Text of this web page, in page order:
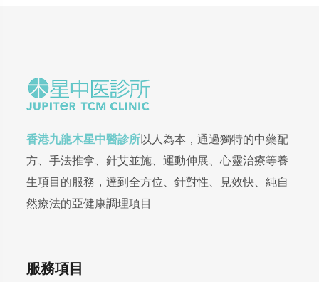
香港九龍木星中醫診所以人為本，通過獨特的中藥配
方、手法推拿、針艾並施、運動伸展、心靈治療等養
生項目的服務，達到全方位、針對性、見效快、純自
然療法的亞健康調理項目
服務項目